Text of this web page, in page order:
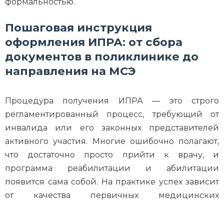
Пошаговая инструкция
оформления ИПРА: от сбора
документов в поликлинике до
направления на МСЭ
Процедура получения ИПРА — это строго
регламентированный процесс, требующий от
инвалида или его законных представителей
активного участия. Многие ошибочно полагают,
что достаточно просто прийти к врачу, и
программа реабилитации и абилитации
появится сама собой. На практике успех зависит
от качества первичных медицинских